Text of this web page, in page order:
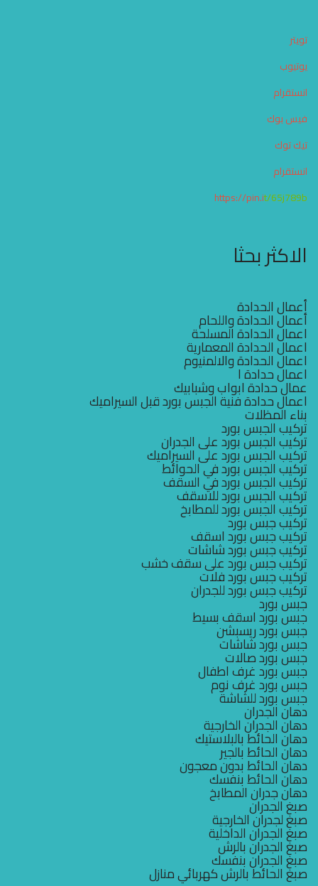
تويتر
يوتيوب
انستقرام
فيس بوك
تيك توك
انستقرام
https://pin.it/65j789b
الاكثر بحثا
أعمال الحدادة
أعمال الحدادة واللحام
اعمال الحدادة المسلحة
اعمال الحدادة المعمارية
اعمال الحدادة والالمنيوم
اعمال حدادة ا
عمال حدادة ابواب وشبابيك
اعمال حدادة فنية الجبس بورد قبل السيراميك
بناء المظلات
تركيب الجبس بورد
تركيب الجبس بورد على الجدران
تركيب الجبس بورد على السيراميك
تركيب الجبس بورد في الحوائط
تركيب الجبس بورد في السقف
تركيب الجبس بورد للاسقف
تركيب الجبس بورد للمطابخ
تركيب جبس بورد
تركيب جبس بورد اسقف
تركيب جبس بورد شاشات
تركيب جبس بورد على سقف خشب
تركيب جبس بورد فلات
تركيب جبس بورد للجدران
جبس بورد
جبس بورد اسقف بسيط
جبس بورد ريسبشن
جبس بورد شاشات
جبس بورد صالات
جبس بورد غرف اطفال
جبس بورد غرف نوم
جبس بورد للشاشة
دهان الجدران
دهان الجدران الخارجية
دهان الحائط بالبلاستيك
دهان الحائط بالجير
دهان الحائط بدون معجون
دهان الحائط بنفسك
دهان جدران المطابخ
صبغ الجدران
صبغ لجدران الخارجية
صبغ الجدران الداخلية
صبغ الجدران بالرش
صبغ الجدران بنفسك
صبغ الحائط بالرش كهربائي منازل